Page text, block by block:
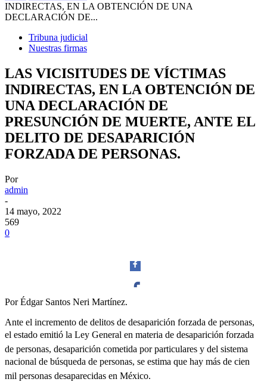
INDIRECTAS, EN LA OBTENCIÓN DE UNA
DECLARACIÓN DE...
Tribuna judicial
Nuestras firmas
LAS VICISITUDES DE VÍCTIMAS
INDIRECTAS, EN LA OBTENCIÓN DE
UNA DECLARACIÓN DE
PRESUNCIÓN DE MUERTE, ANTE EL
DELITO DE DESAPARICIÓN
FORZADA DE PERSONAS.
Por
admin
-
14 mayo, 2022
569
0
Twitter
Por Édgar Santos Neri Martínez.
Ante el incremento de delitos de desaparición forzada de personas,
el estado emitió la Ley General en materia de desaparición forzada
de personas, desaparición cometida por particulares y del sistema
nacional de búsqueda de personas, se estima que hay más de cien
mil personas desaparecidas en México.